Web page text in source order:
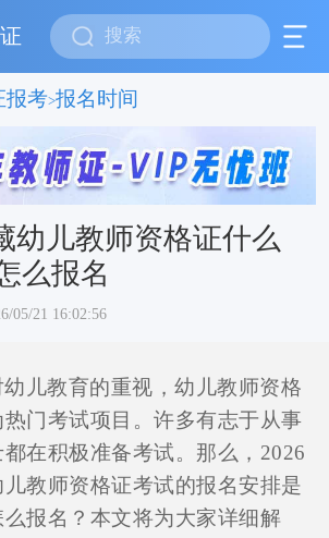
报考>报名时间
幼儿教师资格证什么
么报名
05/21 16:02:56
儿教育的重视，幼儿教师资格
门考试项目。许多有志于从事
在积极准备考试。那么，2026
教师资格证考试的报名安排是
报名？本文将为大家详细解